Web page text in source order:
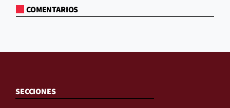
COMENTARIOS
SECCIONES